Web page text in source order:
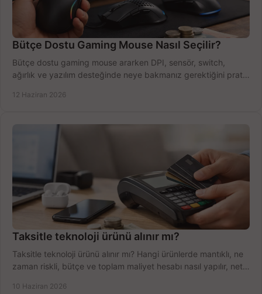
Bütçe Dostu Gaming Mouse Nasıl Seçilir?
Bütçe dostu gaming mouse ararken DPI, sensör, switch,
ağırlık ve yazılım desteğinde neye bakmanız gerektiğini pratik
12 Haziran 2026
Taksitle teknoloji ürünü alınır mı?
Taksitle teknoloji ürünü alınır mı? Hangi ürünlerde mantıklı, ne
zaman riskli, bütçe ve toplam maliyet hesabı nasıl yapılır, net
10 Haziran 2026